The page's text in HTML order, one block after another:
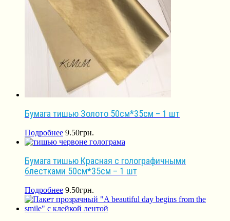
Бумага тишью Золото 50см*35см – 1 шт
Подробнее 9.50грн.
Бумага тишью Красная с голографичными
блестками 50см*35см – 1 шт
Подробнее 9.50грн.